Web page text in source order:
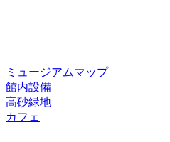
ミュージアムマップ
館内設備
高砂緑地
カフェ